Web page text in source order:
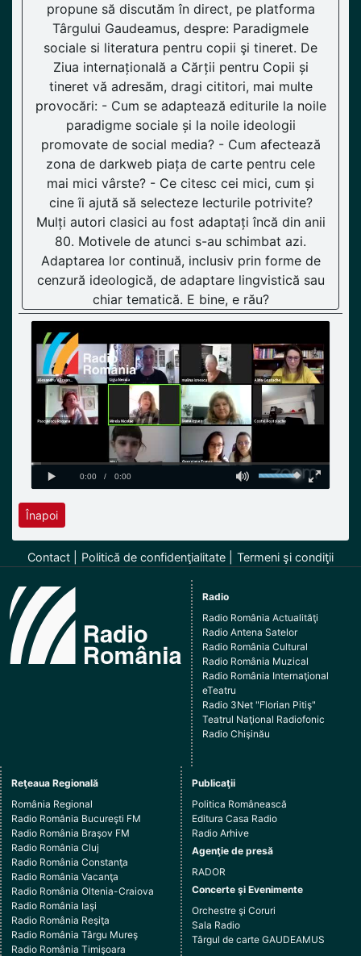
propune să discutăm în direct, pe platforma
Târgului Gaudeamus, despre: Paradigmele
sociale si literatura pentru copii şi tineret. De
Ziua internațională a Cărții pentru Copii și
tineret vă adresăm, dragi cititori, mai multe
provocări: - Cum se adaptează editurile la noile
paradigme sociale și la noile ideologii
promovate de social media? - Cum afectează
zona de darkweb piața de carte pentru cele
mai mici vârste? - Ce citesc cei mici, cum și
cine îi ajută să selecteze lecturile potrivite?
Mulți autori clasici au fost adaptați încă din anii
80. Motivele de atunci s-au schimbat azi.
Adaptarea lor continuă, inclusiv prin forme de
cenzură ideologică, de adaptare lingvistică sau
chiar tematică. E bine, e rău?
Înapoi
Contact Politică de confidenţialitate Termeni şi condiţii
Radio
Radio România Actualităţi
Radio Antena Satelor
Radio România Cultural
Radio România Muzical
Radio România Internaţional
eTeatru
Radio 3Net "Florian Pitiş"
Teatrul Naţional Radiofonic
Radio Chişinău
Reţeaua Regională
România Regional
Radio România Bucureşti FM
Radio România Braşov FM
Radio România Cluj
Radio România Constanţa
Radio România Vacanţa
Radio România Oltenia-Craiova
Radio România Iaşi
Radio România Reşiţa
Radio România Târgu Mureş
Radio România Timişoara
Publicaţii
Politica Românească
Editura Casa Radio
Radio Arhive
Agenţie de presă
RADOR
Concerte şi Evenimente
Orchestre şi Coruri
Sala Radio
Târgul de carte GAUDEAMUS